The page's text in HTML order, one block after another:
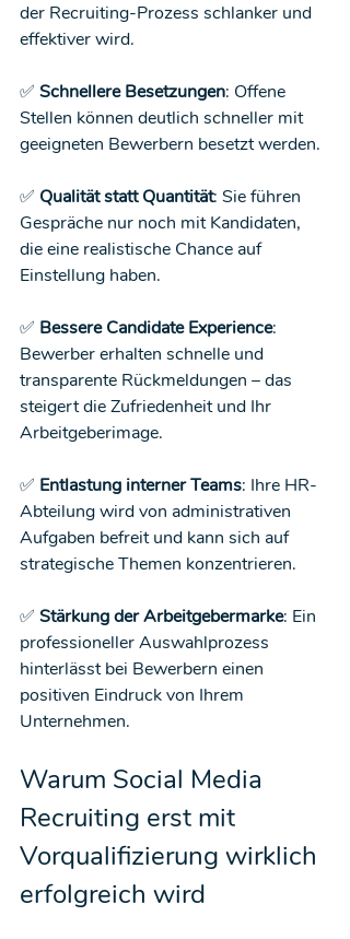
der Recruiting-Prozess schlanker und
effektiver wird.
✅ Schnellere Besetzungen: Offene
Stellen können deutlich schneller mit
geeigneten Bewerbern besetzt werden.
✅ Qualität statt Quantität: Sie führen
Gespräche nur noch mit Kandidaten,
die eine realistische Chance auf
Einstellung haben.
✅ Bessere Candidate Experience:
Bewerber erhalten schnelle und
transparente Rückmeldungen – das
steigert die Zufriedenheit und Ihr
Arbeitgeberimage.
✅ Entlastung interner Teams: Ihre HR-
Abteilung wird von administrativen
Aufgaben befreit und kann sich auf
strategische Themen konzentrieren.
✅ Stärkung der Arbeitgebermarke: Ein
professioneller Auswahlprozess
hinterlässt bei Bewerbern einen
positiven Eindruck von Ihrem
Unternehmen.
Warum Social Media
Recruiting erst mit
Vorqualifizierung wirklich
erfolgreich wird